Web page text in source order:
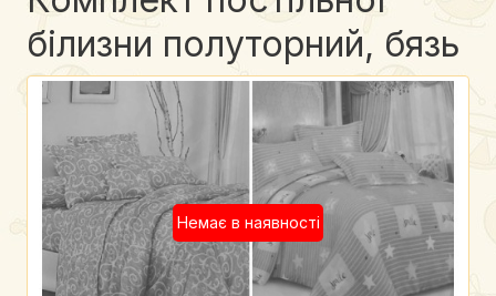
білизни полуторний, бязь
Немає в наявності